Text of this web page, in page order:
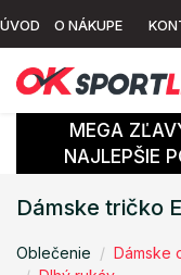
ÚVOD O NÁKUPE
MEGA
NAJLEPŠIE
Dámske tričko
Oblečenie Dámske